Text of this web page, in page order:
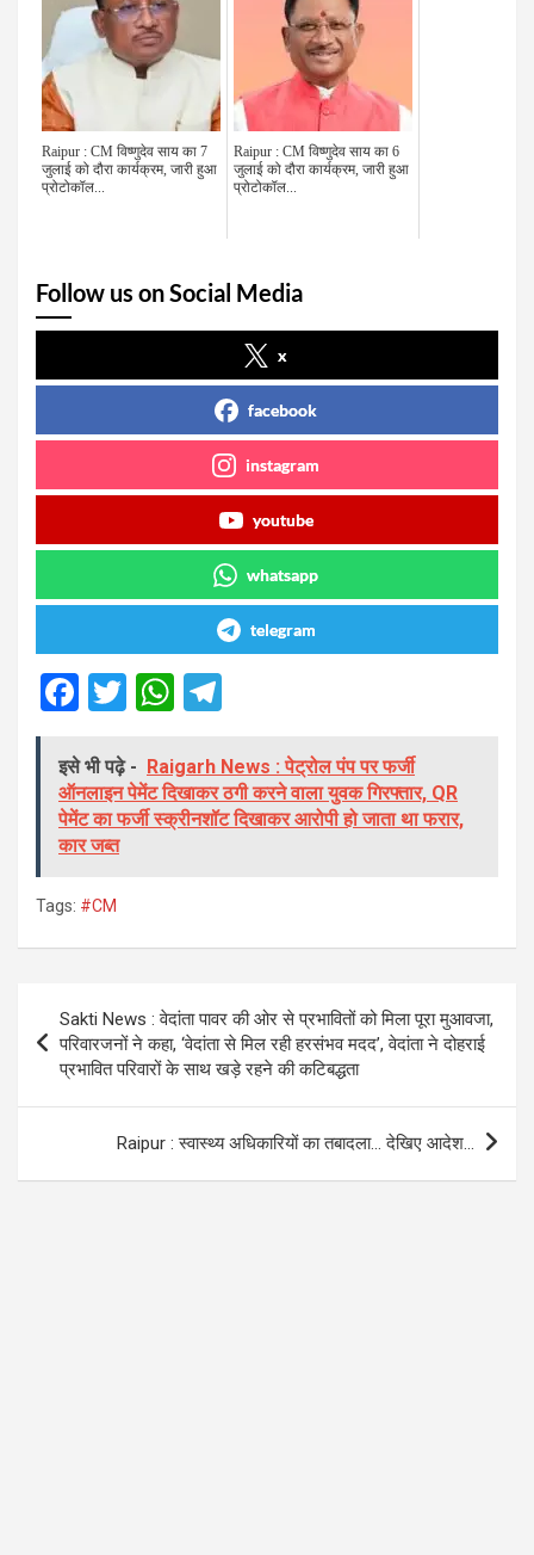
Raipur : CM विष्णुदेव साय का 7
जुलाई को दौरा कार्यक्रम, जारी हुआ
प्रोटोकॉल...
Raipur : CM विष्णुदेव साय का 6
जुलाई को दौरा कार्यक्रम, जारी हुआ
प्रोटोकॉल...
Follow us on Social Media
x
facebook
instagram
youtube
whatsapp
telegram
F
ce
b
o
k
T
tt
er
W
at
s
A
e
gr
इसे भी पढ़े - Raigarh News : पेट्रोल पंप पर फर्जी
ऑनलाइन पेमेंट दिखाकर ठगी करने वाला युवक गिरफ्तार, QR
पेमेंट का फर्जी स्क्रीनशॉट दिखाकर आरोपी हो जाता था फरार,
कार जब्त
Tags: #CM
navigation
Sakti News : वेदांता पावर की ओर से प्रभावितों को मिला पूरा मुआवजा,
परिवारजनों ने कहा, ‘वेदांता से मिल रही हरसंभव मदद’, वेदांता ने दोहराई
प्रभावित परिवारों के साथ खड़े रहने की कटिबद्धता
Raipur : स्वास्थ्य अधिकारियों का तबादला… देखिए आदेश…